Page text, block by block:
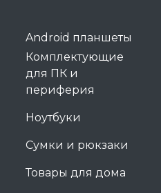
Android планшеты
Комплектующие
для ПК и
периферия
Ноутбуки
Сумки и рюкзаки
Товары для дома